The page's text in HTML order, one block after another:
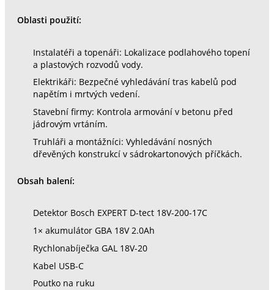
Oblasti použití:
Instalatéři a topenáři: Lokalizace podlahového topení
a plastových rozvodů vody.
Elektrikáři: Bezpečné vyhledávání tras kabelů pod
napětím i mrtvých vedení.
Stavební firmy: Kontrola armování v betonu před
jádrovým vrtáním.
Truhláři a montážníci: Vyhledávání nosných
dřevěných konstrukcí v sádrokartonových příčkách.
Obsah balení:
Detektor Bosch EXPERT D-tect 18V-200-17C
1× akumulátor GBA 18V 2.0Ah
Rychlonabíječka GAL 18V-20
Kabel USB-C
Poutko na ruku